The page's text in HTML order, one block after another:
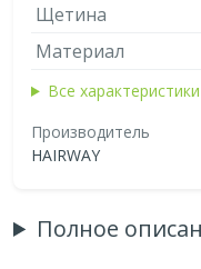
Щетина
Материал
Все характеристики
Производитель
HAIRWAY
Полное